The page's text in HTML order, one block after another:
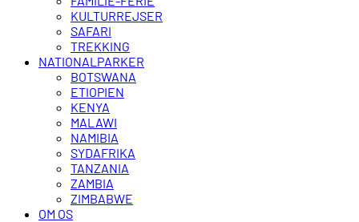
KULTURREJSER
SAFARI
TREKKING
NATIONALPARKER
BOTSWANA
ETIOPIEN
KENYA
MALAWI
NAMIBIA
SYDAFRIKA
TANZANIA
ZAMBIA
ZIMBABWE
OM OS